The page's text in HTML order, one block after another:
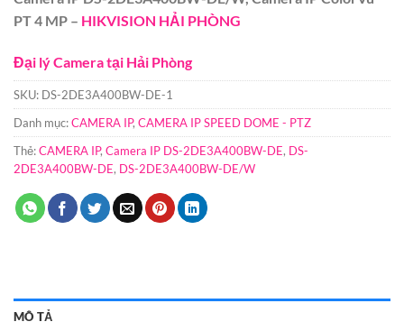
PT 4 MP – HIKVISION HẢI PHÒNG
Đại lý Camera tại Hải Phòng
SKU: DS-2DE3A400BW-DE-1
Danh mục:CAMERA IP, CAMERA IP SPEED DOME - PTZ
Thẻ:CAMERA IP, Camera IP DS-2DE3A400BW-DE, DS-
2DE3A400BW-DE, DS-2DE3A400BW-DE/W
MÔ TẢ